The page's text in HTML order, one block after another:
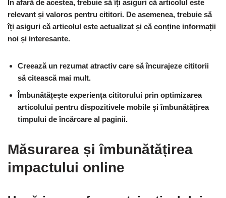
În afară de acestea, trebuie să îți asiguri că articolul este
relevant și valoros pentru cititori. De asemenea, trebuie să
îți asiguri că articolul este actualizat și că conține informații
noi și interesante.
Creează un rezumat atractiv care să încurajeze cititorii
să citească mai mult.
Îmbunătățește experiența cititorului prin optimizarea
articolului pentru dispozitivele mobile și îmbunătățirea
timpului de încărcare al paginii.
Măsurarea și îmbunătățirea
impactului online